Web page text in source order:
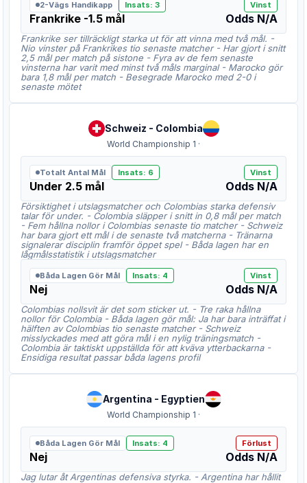
2-Vägs Handikapp Insats: 3 Vinst
Frankrike -1.5 mål Odds N/A
Frankrike ser tillräckligt starka ut för att vinna med två mål. -
Nio vinster på Frankrikes tio senaste matcher - Har gjort i snitt
2,5 mål per match på sistone - Fyra av de fem senaste
vinsterna har varit med minst två måls marginal - Marocko gör
bara 1,8 mål per match - Besegrade Marocko med 2-0 i
senaste mötet
Schweiz - Colombia
World Championship 1 ·
Totalt Antal Mål Insats: 6 Vinst
Under 2.5 mål Odds N/A
Försiktighet i utslagsmatcher och Colombias starka defensiv
talar för under. - Colombia släpper i snitt in 0,8 mål per match
- Fem hållna nollor i Colombias senaste tio matcher - Schweiz
har bara gjort ett mål i de senaste två matcherna - Tränarna
signalerar disciplin framför öppet spel - Båda lagen har en
lågmålsstatistik i utslagsmatcher
Båda Lagen Gör Mål Insats: 4 Vinst
Nej Odds N/A
Colombias nollsvit är det som sticker ut. - Tre raka hållna
nollor för Colombia - Båda lagen gör mål: Ja har bara inträffat i
hälften av Colombias tio senaste matcher - Schweiz
misslyckades med att göra mål i en nylig träningsmatch -
Colombia är taktiskt uppställda för att kväva ytterbackarna -
Ensidiga resultat passar båda lagens profil
Argentina - Egyptien
World Championship 1 ·
Båda Lagen Gör Mål Insats: 4 Förlust
Nej Odds N/A
Jag lutar åt Argentinas defensiva styrka. - Argentina har hållit